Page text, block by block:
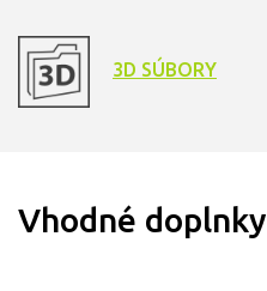
3D SÚBORY
Vhodné doplnky